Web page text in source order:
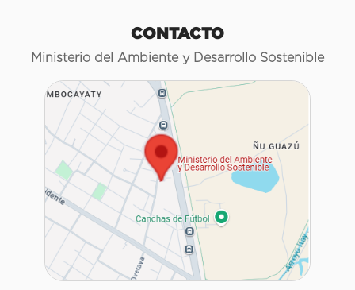
CONTACTO
Ministerio del Ambiente y Desarrollo Sostenible